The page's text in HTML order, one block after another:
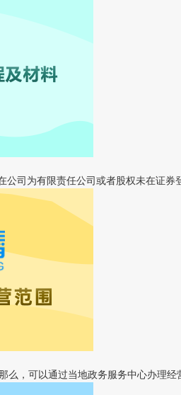
公司为有限责任公司或者股权未在证
么，可以通过当地政务服务中心办理